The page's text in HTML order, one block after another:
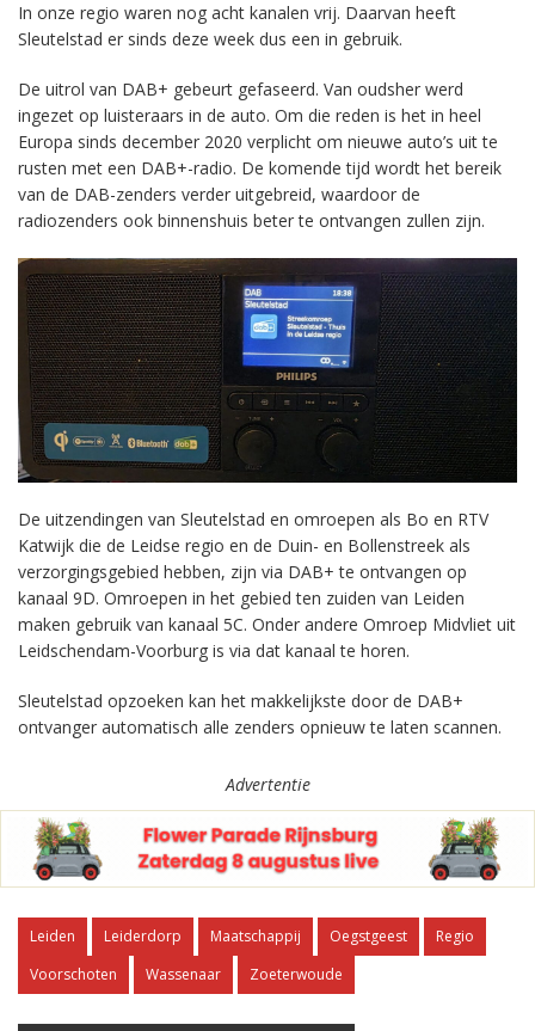
In onze regio waren nog acht kanalen vrij. Daarvan heeft
Sleutelstad er sinds deze week dus een in gebruik.
De uitrol van DAB+ gebeurt gefaseerd. Van oudsher werd
ingezet op luisteraars in de auto. Om die reden is het in heel
Europa sinds december 2020 verplicht om nieuwe auto’s uit te
rusten met een DAB+-radio. De komende tijd wordt het bereik
van de DAB-zenders verder uitgebreid, waardoor de
radiozenders ook binnenshuis beter te ontvangen zullen zijn.
De uitzendingen van Sleutelstad en omroepen als Bo en RTV
Katwijk die de Leidse regio en de Duin- en Bollenstreek als
verzorgingsgebied hebben, zijn via DAB+ te ontvangen op
kanaal 9D. Omroepen in het gebied ten zuiden van Leiden
maken gebruik van kanaal 5C. Onder andere Omroep Midvliet uit
Leidschendam-Voorburg is via dat kanaal te horen.
Sleutelstad opzoeken kan het makkelijkste door de DAB+
ontvanger automatisch alle zenders opnieuw te laten scannen.
Advertentie
Leiden Leiderdorp Maatschappij Oegstgeest
Regio
Voorschoten
Wassenaar Zoeterwoude